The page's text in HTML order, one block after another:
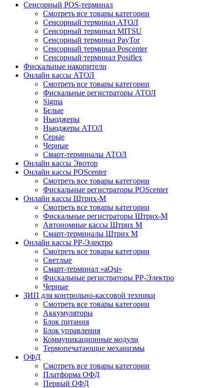
Сенсорный POS-терминал
Смотреть все товары категории
Сенсорный терминал АТОЛ
Сенсорный терминал MITSU
Сенсорный терминал PayTor
Сенсорный терминал Poscenter
Сенсорный терминал Posiflex
Фискальные накопители
Онлайн кассы АТОЛ
Смотреть все товары категории
Фискальные регистраторы АТОЛ
Sigma
Белые
Ньюджеры
Ньюджеры АТОЛ
Серые
Черные
Смарт-терминалы АТОЛ
Онлайн кассы Эвотор
Онлайн кассы POScenter
Смотреть все товары категории
Фискальные регистраторы POScenter
Онлайн кассы Штрих-М
Смотреть все товары категории
Фискальные регистраторы Штрих-М
Автономные кассы Штрих М
Смарт-терминалы Штрих М
Онлайн кассы РР-Электро
Смотреть все товары категории
Светлые
Смарт-терминал «aQsi»
Фискальные регистраторы РР-Электро
Черные
ЗИП для контрольно-кассовой техники
Смотреть все товары категории
Аккумуляторы
Блок питания
Блок управления
Коммуникационные модули
Термопечатающие механизмы
ОФД
Смотреть все товары категории
Платформа ОФД
Первый ОФД